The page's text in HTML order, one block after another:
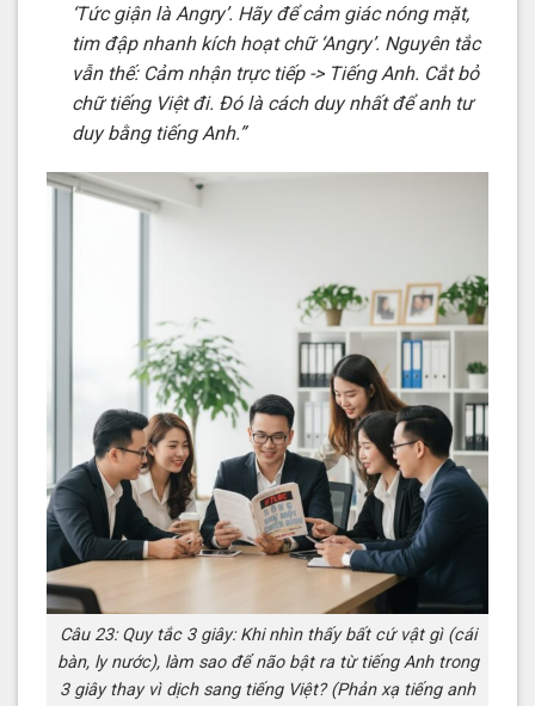
‘Tức giận là Angry’. Hãy để cảm giác nóng mặt,
tim đập nhanh kích hoạt chữ ‘Angry’. Nguyên tắc
vẫn thế: Cảm nhận trực tiếp -> Tiếng Anh. Cắt bỏ
chữ tiếng Việt đi. Đó là cách duy nhất để anh tư
duy bằng tiếng Anh.”
Câu 23: Quy tắc 3 giây: Khi nhìn thấy bất cứ vật gì (cái
bàn, ly nước), làm sao để não bật ra từ tiếng Anh trong
3 giây thay vì dịch sang tiếng Việt? (Phản xạ tiếng anh